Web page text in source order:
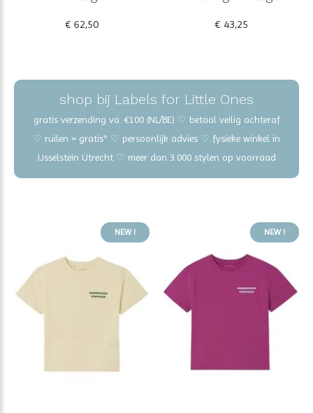
€ 62,50 € 43,25
shop bij Labels for Little Ones
gratis verzending va. €100 (NL/BE) ♡ betaal veilig achteraf
♡ ruilen = gratis* ♡ persoonlijk advies ♡ fysieke winkel in
IJsselstein Utrecht ♡ meer dan 3.000 stylen op voorraad
NEW ! NEW !